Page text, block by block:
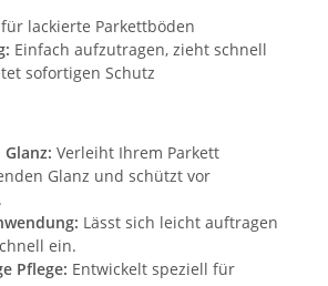
für lackierte Parkettböden
Einfach aufzutragen, zieht schnell
sofortigen Schutz
Verleiht Ihrem Parkett
Glanz und schützt vor
Lässt sich leicht auftragen
ein.
Pflege: Entwickelt speziell für